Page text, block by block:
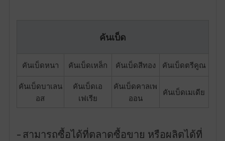
คันเบ็ด
คันเบ็ดหนา คันเบ็ดเหล็ก คันเบ็ดสีทอง คันเบ็ดตรีคูณ
คันเบ็ดบาเลน
อส
คันเบ็ดเอ
เฟเรีย
คันเบ็ดคาลเพ
ออน
คันเบ็ดเมเดีย
- สามารถซื้อได้ที่ตลาดซื้อขาย หรือผลิตได้ที่